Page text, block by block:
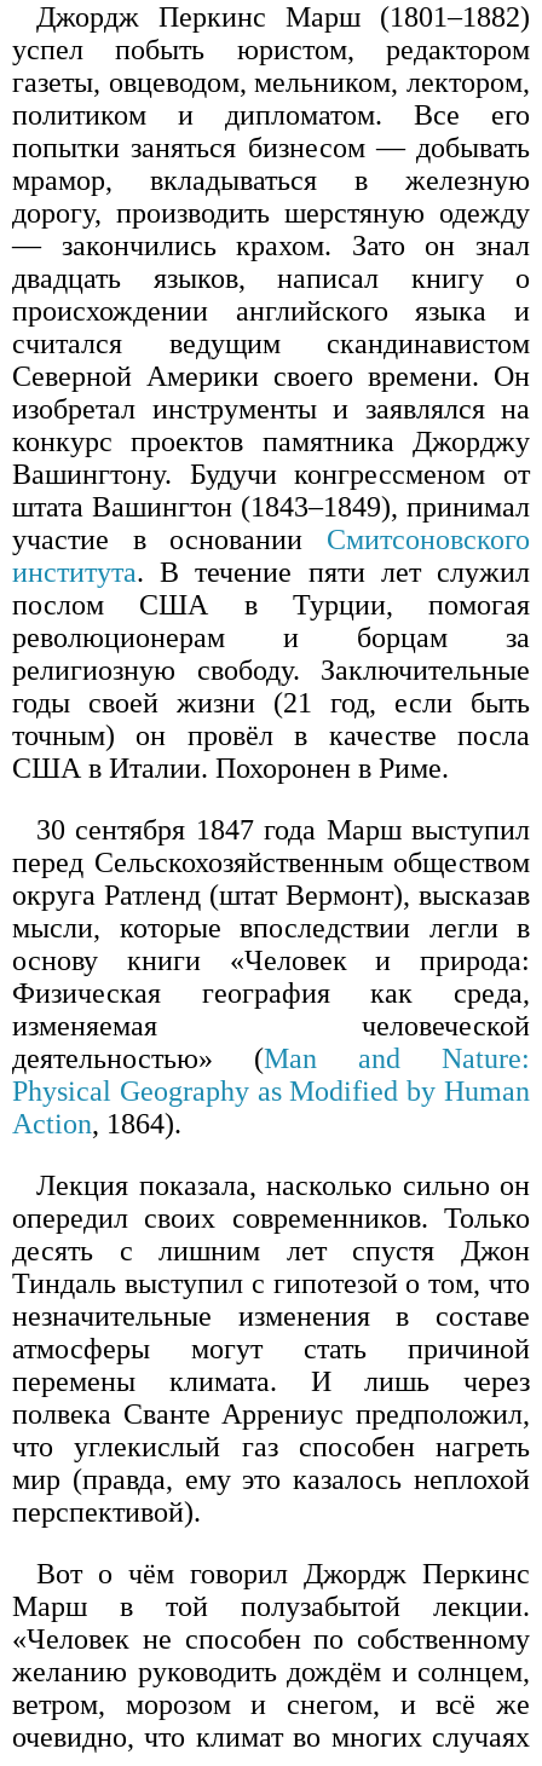
Джордж Перкинс Марш (1801–1882)
успел побыть юристом, редактором
газеты, овцеводом, мельником, лектором,
политиком и дипломатом. Все его
попытки заняться бизнесом — добывать
мрамор, вкладываться в железную
дорогу, производить шерстяную одежду
— закончились крахом. Зато он знал
двадцать языков, написал книгу о
происхождении английского языка и
считался ведущим скандинавистом
Северной Америки своего времени. Он
изобретал инструменты и заявлялся на
конкурс проектов памятника Джорджу
Вашингтону. Будучи конгрессменом от
штата Вашингтон (1843–1849), принимал
участие в основании Смитсоновского
института. В течение пяти лет служил
послом США в Турции, помогая
революционерам и борцам за
религиозную свободу. Заключительные
годы своей жизни (21 год, если быть
точным) он провёл в качестве посла
США в Италии. Похоронен в Риме.
30 сентября 1847 года Марш выступил
перед Сельскохозяйственным обществом
округа Ратленд (штат Вермонт), высказав
мысли, которые впоследствии легли в
основу книги «Человек и природа:
Физическая география как среда,
изменяемая человеческой
деятельностью» (Man and Nature:
Physical Geography as Modified by Human
Action, 1864).
Лекция показала, насколько сильно он
опередил своих современников. Только
десять с лишним лет спустя Джон
Тиндаль выступил с гипотезой о том, что
незначительные изменения в составе
атмосферы могут стать причиной
перемены климата. И лишь через
полвека Сванте Аррениус предположил,
что углекислый газ способен нагреть
мир (правда, ему это казалось неплохой
перспективой).
Вот о чём говорил Джордж Перкинс
Марш в той полузабытой лекции.
«Человек не способен по собственному
желанию руководить дождём и солнцем,
ветром, морозом и снегом, и всё же
очевидно, что климат во многих случаях